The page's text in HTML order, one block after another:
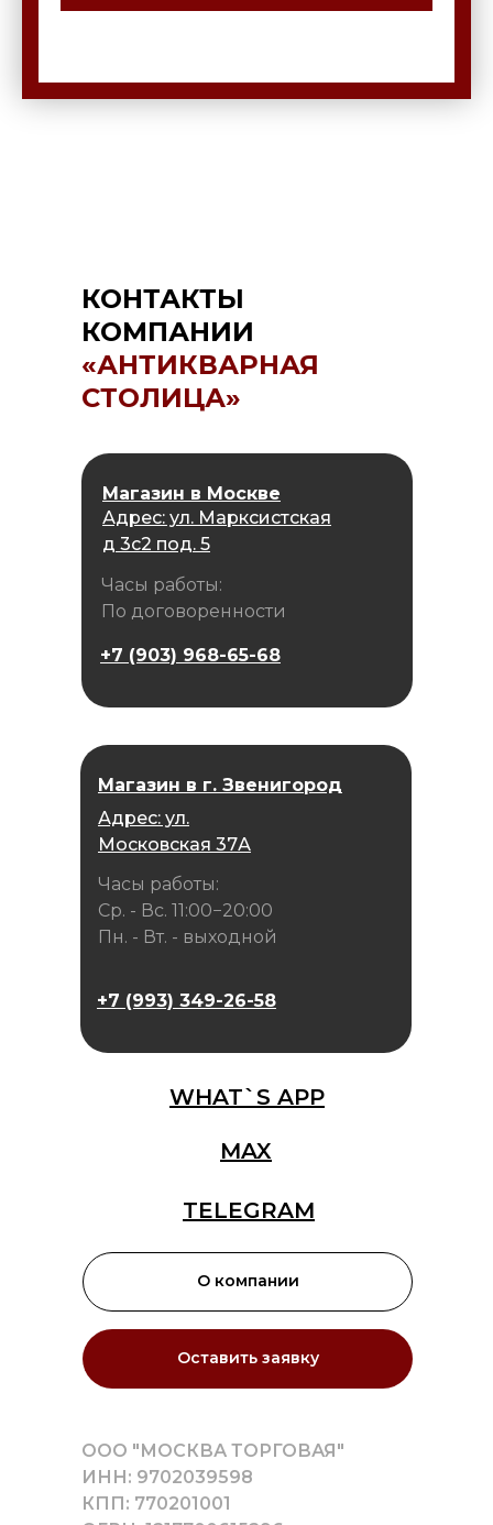
КОНТАКТЫ
КОМПАНИИ
«АНТИКВАРНАЯ
СТОЛИЦА»
Оставить заявку
Магазин в Москве
Адрес: ул. Марксистская
д 3с2 под. 5
Часы работы:
По договоренности
О компании
MAX
TELEGRAM
WHAT`S APP
Часы работы:
Ср. - Вс. 11:00−20:00
Пн. - Вт. - выходной
ООО "МОСКВА ТОРГОВАЯ"
ИНН: 9702039598
КПП: 770201001
Магазин в г. Звенигород
Адрес: ул.
Московская 37А
+7 (993) 349-26-58
+7 (903) 968-65-68